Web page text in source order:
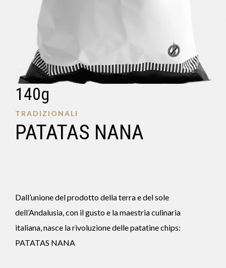
140g
TRADIZIONALI
PATATAS NANA
Dall’unione del prodotto della terra e del sole
dell’Andalusia, con il gusto e la maestria culinaria
italiana, nasce la rivoluzione delle patatine chips:
PATATAS NANA